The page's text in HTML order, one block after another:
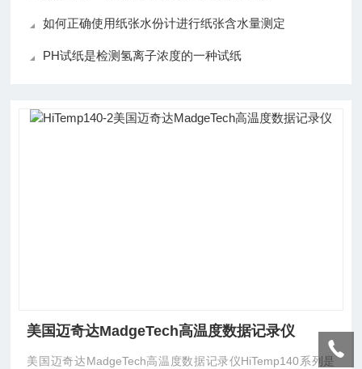
如何正确使用纸张水份计进行纸张含水量测定
PH试纸是检测氢离子浓度的一种试纸
美国迈奇达MadgeTech高温度数据记录仪
美国迈奇达MadgeTech高温度数据记录仪HiTemp140系列是